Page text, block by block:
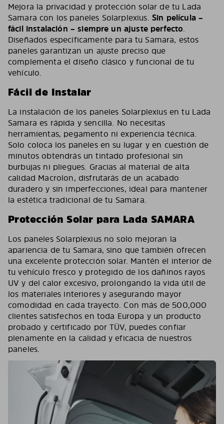
Mejora la privacidad y protección solar de tu Lada
Samara con los paneles Solarplexius. Sin película –
fácil instalación – siempre un ajuste perfecto.
Diseñados específicamente para tu Samara, estos
paneles garantizan un ajuste preciso que
complementa el diseño clásico y funcional de tu
vehículo.
Fácil de Instalar
La instalación de los paneles Solarplexius en tu Lada
Samara es rápida y sencilla. No necesitas
herramientas, pegamento ni experiencia técnica.
Solo coloca los paneles en su lugar y en cuestión de
minutos obtendrás un tintado profesional sin
burbujas ni pliegues. Gracias al material de alta
calidad Macrolon, disfrutarás de un acabado
duradero y sin imperfecciones, ideal para mantener
la estética tradicional de tu Samara.
Protección Solar para Lada SAMARA
Los paneles Solarplexius no solo mejoran la
apariencia de tu Samara, sino que también ofrecen
una excelente protección solar. Mantén el interior de
tu vehículo fresco y protegido de los dañinos rayos
UV y del calor excesivo, prolongando la vida útil de
los materiales interiores y asegurando mayor
comodidad en cada trayecto. Con más de 500,000
clientes satisfechos en toda Europa y un producto
probado y certificado por TÜV, puedes confiar
plenamente en la calidad y eficacia de nuestros
paneles.